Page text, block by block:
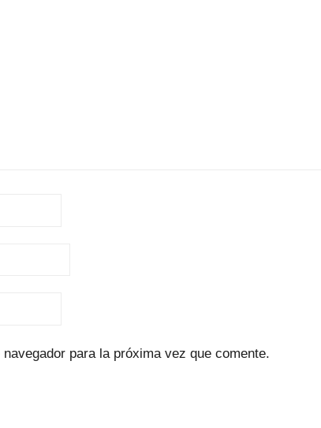
para la próxima vez que comente.